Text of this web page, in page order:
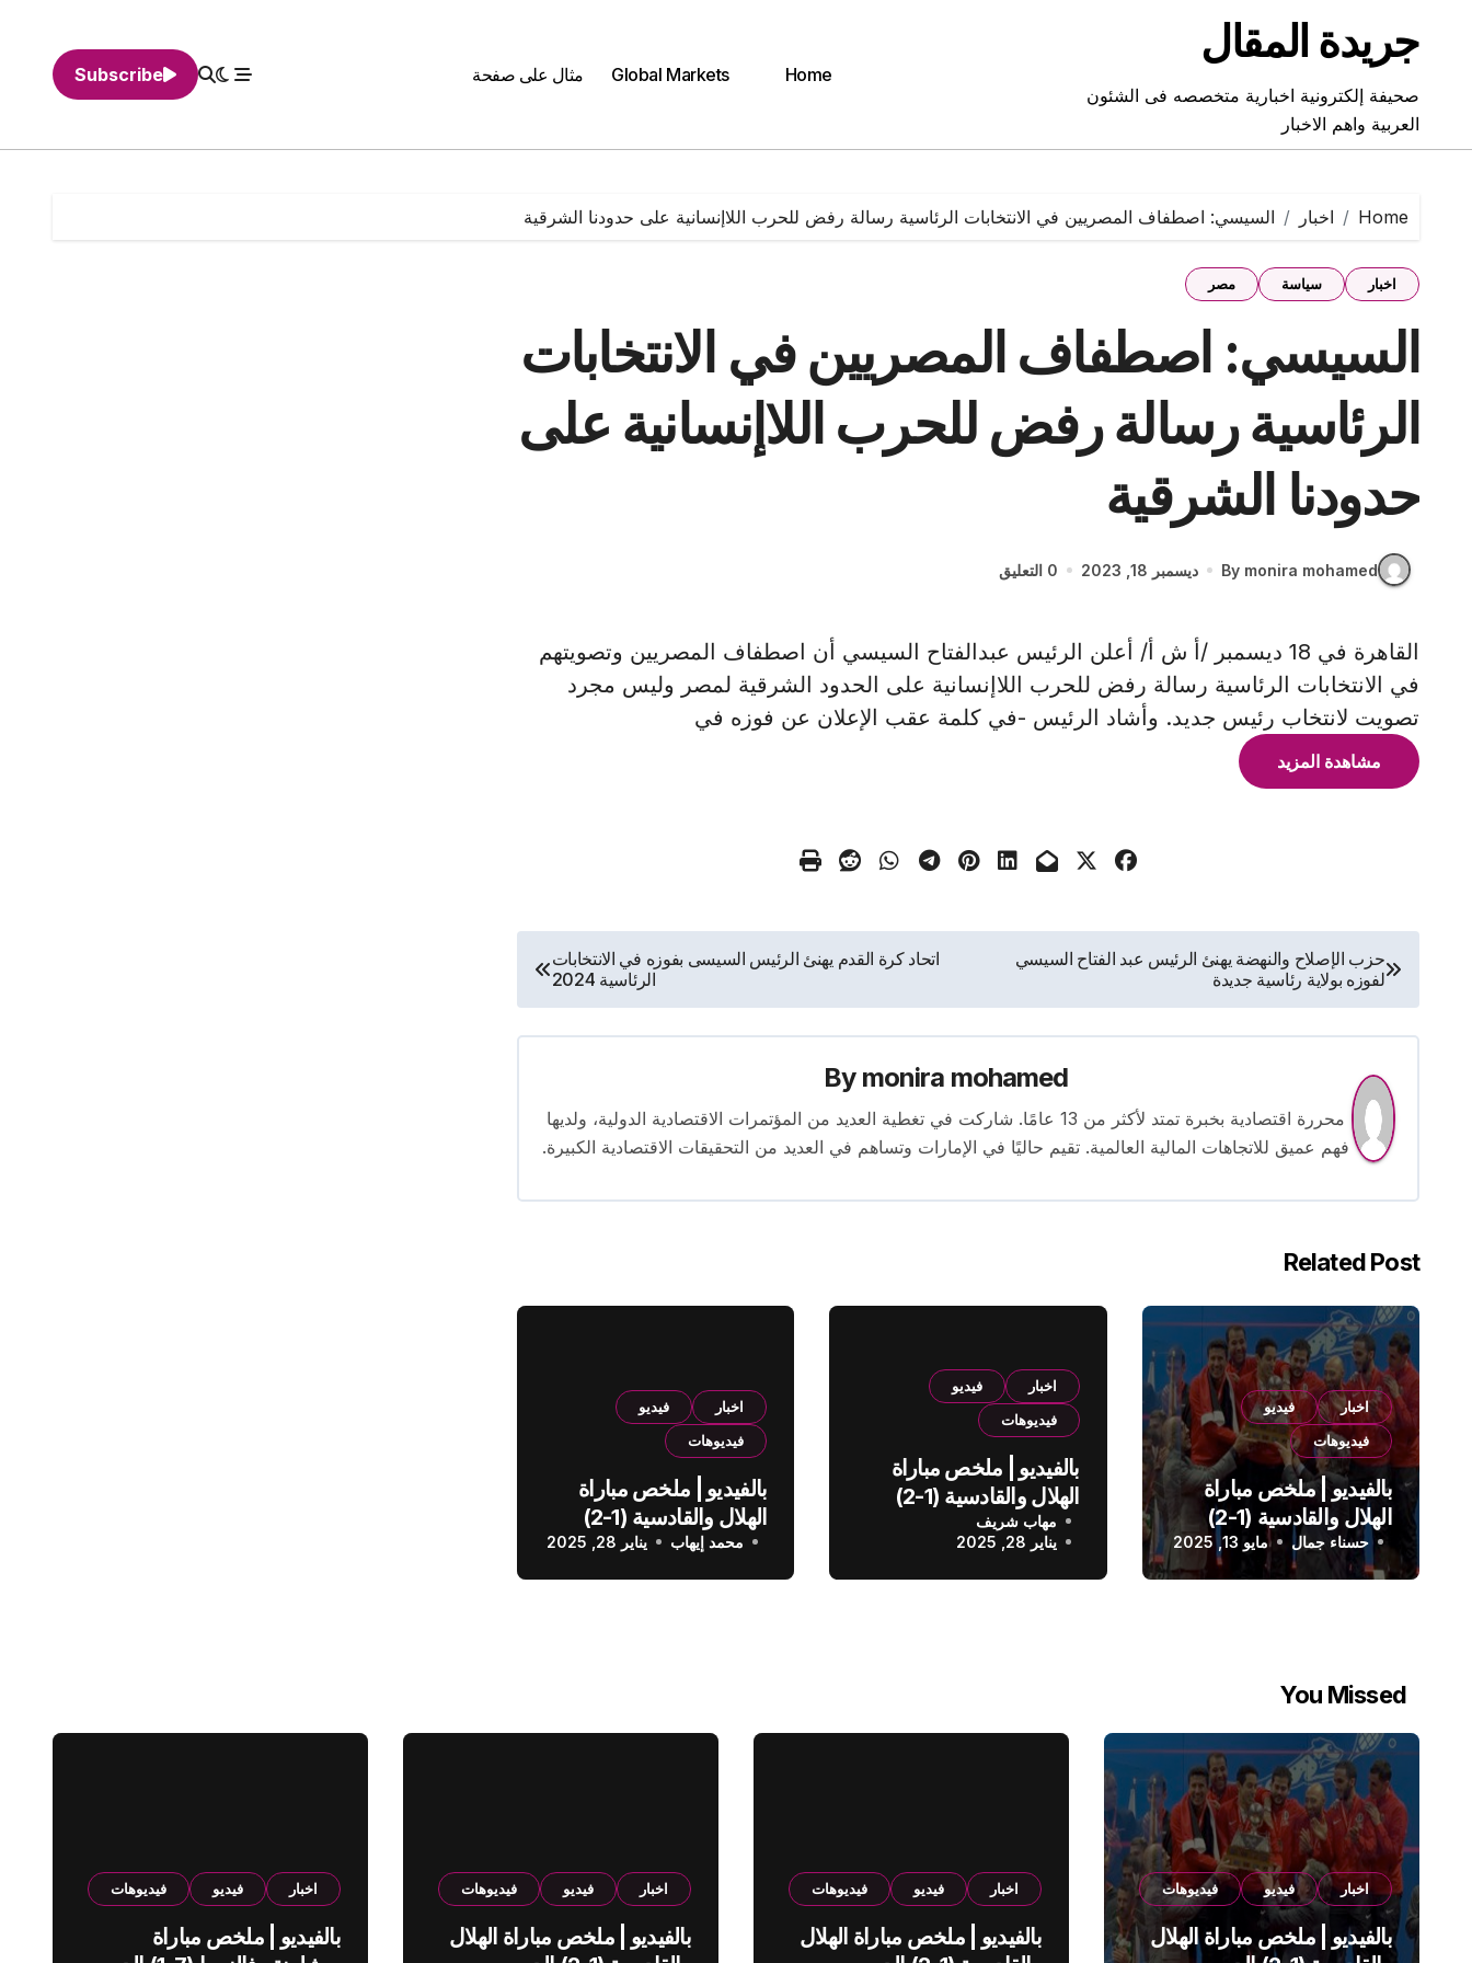
contentجريدة المقال
صحيفة إلكترونية اخبارية متخصصه فى الشئون
العربية واهم الاخبار
Home
Global Markets مثال على صفحة Subscribe
Home اخبار السيسي: اصطفاف المصريين في الانتخابات الرئاسية رسالة رفض للحرب اللاإنسانية على حدودنا الشرقية
اخبار سياسة مصر
السيسي: اصطفاف المصريين في الانتخابات
الرئاسية رسالة رفض للحرب اللاإنسانية على
حدودنا الشرقية
By monira mohamed ديسمبر 18, 2023 0 التعليق
القاهرة في 18 ديسمبر /أ ش أ/ أعلن الرئيس عبدالفتاح السيسي أن اصطفاف المصريين وتصويتهم
في الانتخابات الرئاسية رسالة رفض للحرب اللاإنسانية على الحدود الشرقية لمصر وليس مجرد
تصويت لانتخاب رئيس جديد. وأشاد الرئيس -في كلمة عقب الإعلان عن فوزه في
مشاهدة المزيد
تصفّح
المقالات
حزب الإصلاح والنهضة يهنئ الرئيس عبد الفتاح السيسي
لفوزه بولاية رئاسية جديدة
اتحاد كرة القدم يهنئ الرئيس السيسى بفوزه في الانتخابات
الرئاسية 2024
By monira mohamed
محررة اقتصادية بخبرة تمتد لأكثر من 13 عامًا. شاركت في تغطية العديد من المؤتمرات الاقتصادية الدولية، ولديها
فهم عميق للاتجاهات المالية العالمية. تقيم حاليًا في الإمارات وتساهم في العديد من التحقيقات الاقتصادية الكبيرة.
Related Post
اخبار
فيديو
فيديوهات
بالفيديو | ملخص مباراة
الهلال والقادسية (1-2)
الدوري السعودي
حسناء جمال مايو 13, 2025
اخبار
فيديو
فيديوهات
بالفيديو | ملخص مباراة
الهلال والقادسية (1-2)
الدوري السعودي
مهاب شريف
يناير 28, 2025
اخبار
فيديو
فيديوهات
بالفيديو | ملخص مباراة
الهلال والقادسية (1-2)
الدوري السعودي
محمد إيهاب يناير 28, 2025
You Missed
اخبار فيديو فيديوهات
بالفيديو | ملخص مباراة الهلال
اخبار فيديو فيديوهات
بالفيديو | ملخص مباراة الهلال
اخبار فيديو فيديوهات
بالفيديو | ملخص مباراة الهلال
اخبار فيديو فيديوهات
بالفيديو | ملخص مباراة